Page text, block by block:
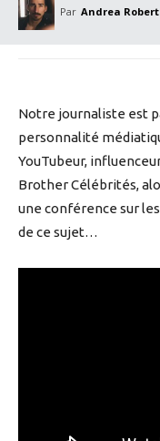
Par Andrea
Notre journaliste est
personnalité
YouTubeur,
Brother Célébrités,
une conférence sur
de ce sujet…